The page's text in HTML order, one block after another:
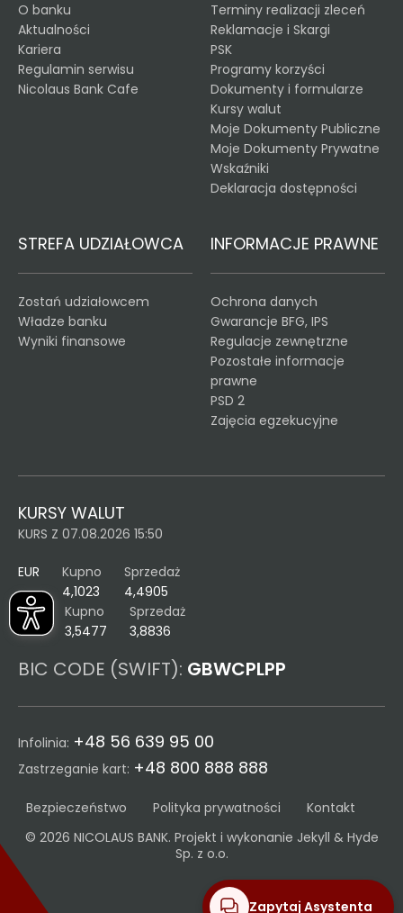
O banku
Aktualności
Kariera
Regulamin serwisu
Nicolaus Bank Cafe
Terminy realizacji zleceń
Reklamacje i Skargi
PSK
Programy korzyści
Dokumenty i formularze
Kursy walut
Moje Dokumenty Publiczne
Moje Dokumenty Prywatne
Wskaźniki
Deklaracja dostępności
STREFA UDZIAŁOWCA
Zostań udziałowcem
Władze banku
Wyniki finansowe
INFORMACJE PRAWNE
Ochrona danych
Gwarancje BFG, IPS
Regulacje zewnętrzne
Pozostałe informacje
prawne
PSD 2
Zajęcia egzekucyjne
KURSY WALUT
KURS Z 07.08.2026 15:50
EUR
Kupno
4,1023
Sprzedaż
4,4905
USD
Kupno
3,5477
Sprzedaż
3,8836
BIC CODE (SWIFT): GBWCPLPP
Infolinia: +48 56 639 95 00
Zastrzeganie kart: +48 800 888 888
Bezpieczeństwo Polityka prywatności
Kontakt
© 2026 NICOLAUS BANK. Projekt i wykonanie Jekyll & Hyde
Sp. z o.o.